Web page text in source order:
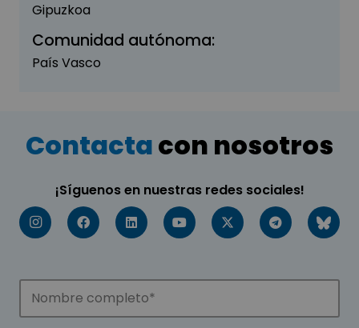
Gipuzkoa
Comunidad autónoma:
País Vasco
Contactacon nosotros
¡Síguenos en nuestras redes sociales!